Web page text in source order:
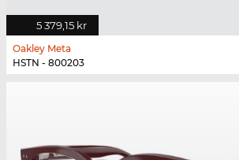
5 379,15 kr
Oakley Meta
HSTN - 800203